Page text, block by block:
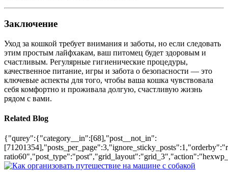
Заключение
Уход за кошкой требует внимания и заботы, но если следовать
этим простым лайфхакам, ваш питомец будет здоровым и
счастливым. Регулярные гигиенические процедуры,
качественное питание, игры и забота о безопасности — это
ключевые аспекты для того, чтобы ваша кошка чувствовала
себя комфортно и проживала долгую, счастливую жизнь
рядом с вами.
Related Blog
{"qurey":{"category__in":[68],"post__not_in":